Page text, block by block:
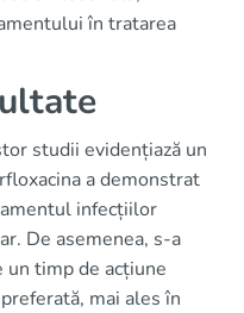
în tratarea
studii evidențiază un
a demonstrat
infecțiilor
De asemenea, s-a
un timp de acțiune
mai ales în